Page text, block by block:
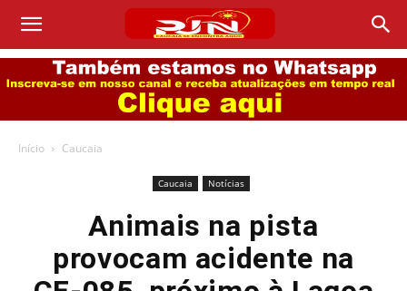
Início Caucaia
Caucaia Notícias
Animais na pista
provocam acidente na